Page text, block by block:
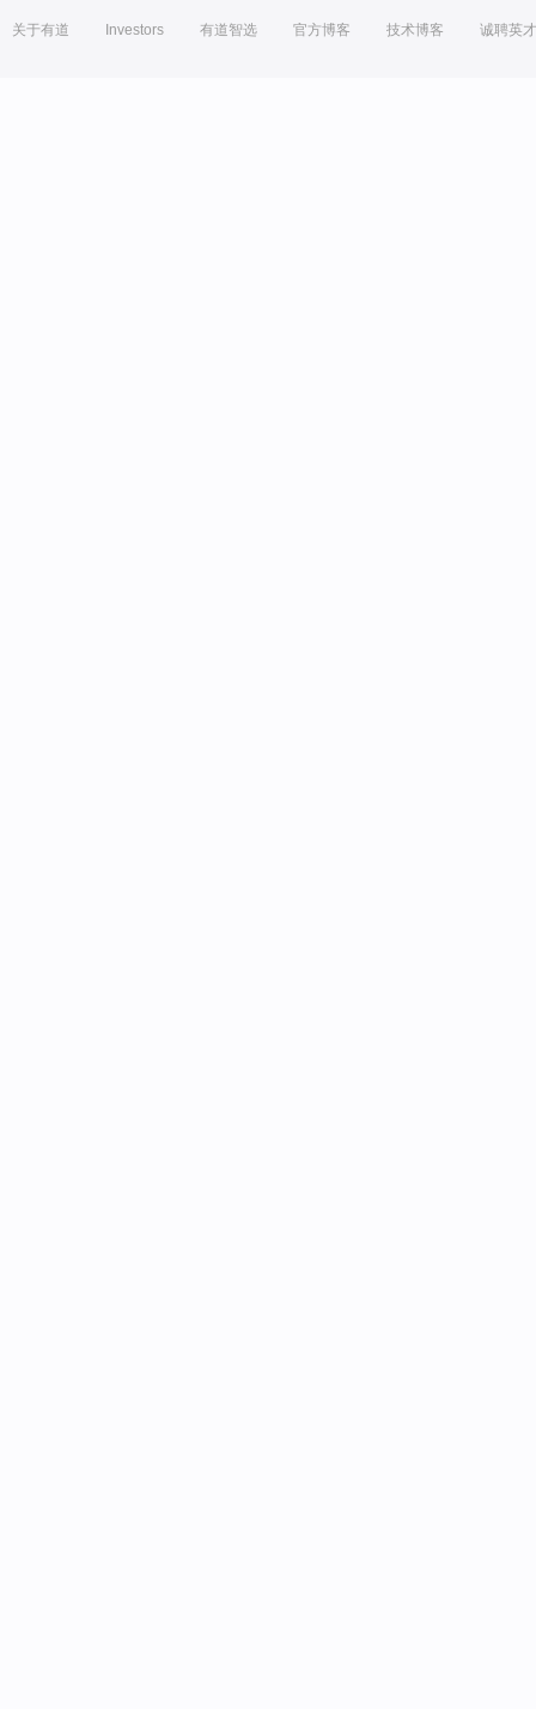
关于有道 Investors 有道智选 官方博客 技术博客 诚聘英才